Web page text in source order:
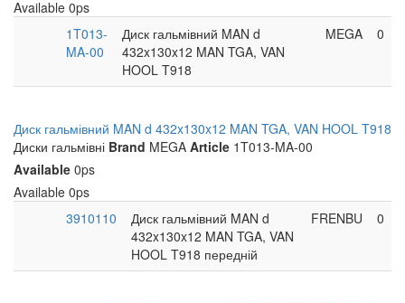
Available 0ps
1T013-
MA-00
Диск гальмівний MAN d
432x130x12 MAN TGA, VAN
HOOL T918
MEGA 0
Диск гальмівний MAN d 432x130x12 MAN TGA, VAN HOOL T918
Диски гальмівні Brand MEGA Article 1T013-MA-00
Available 0ps
Available 0ps
3910110
Диск гальмівний MAN d
432x130x12 MAN TGA, VAN
HOOL T918 передній
FRENBU 0